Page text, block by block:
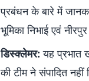
प्रबंधन के बारे में
भूमिका निभाई एवं
डिस्क्लेमर: यह प्रभात
की टीम ने संपादित नहीं